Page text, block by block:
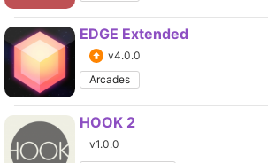
EDGE Extended
v4.0.0
Arcades
HOOK 2
v1.0.0